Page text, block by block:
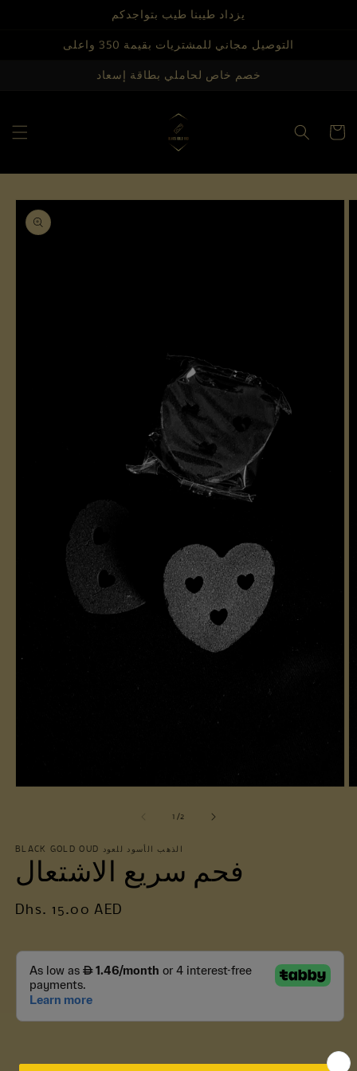
يزداد طيبنا طيب بتواجدكم
التوصيل مجاني للمشتريات بقيمة 350 واعلى
خصم خاص لحاملي بطاقة إسعاد
Cart
Skip to
product
information
1 /of
2
BLACK GOLD OUD الذهب الأسود للعود
فحم سريع الاشتعال
Regular
Dhs. 15.00 AED